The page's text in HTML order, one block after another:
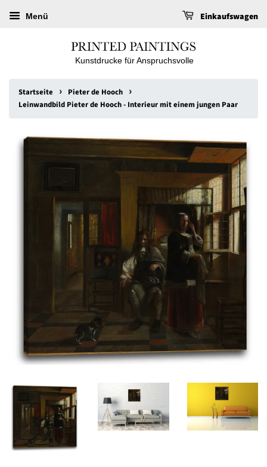
Menü Einkaufswagen
Kunstdrucke für Anspruchsvolle
Startseite › Pieter de Hooch ›
Leinwandbild Pieter de Hooch - Interieur mit einem jungen Paar